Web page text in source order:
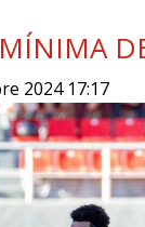
2024 17:17